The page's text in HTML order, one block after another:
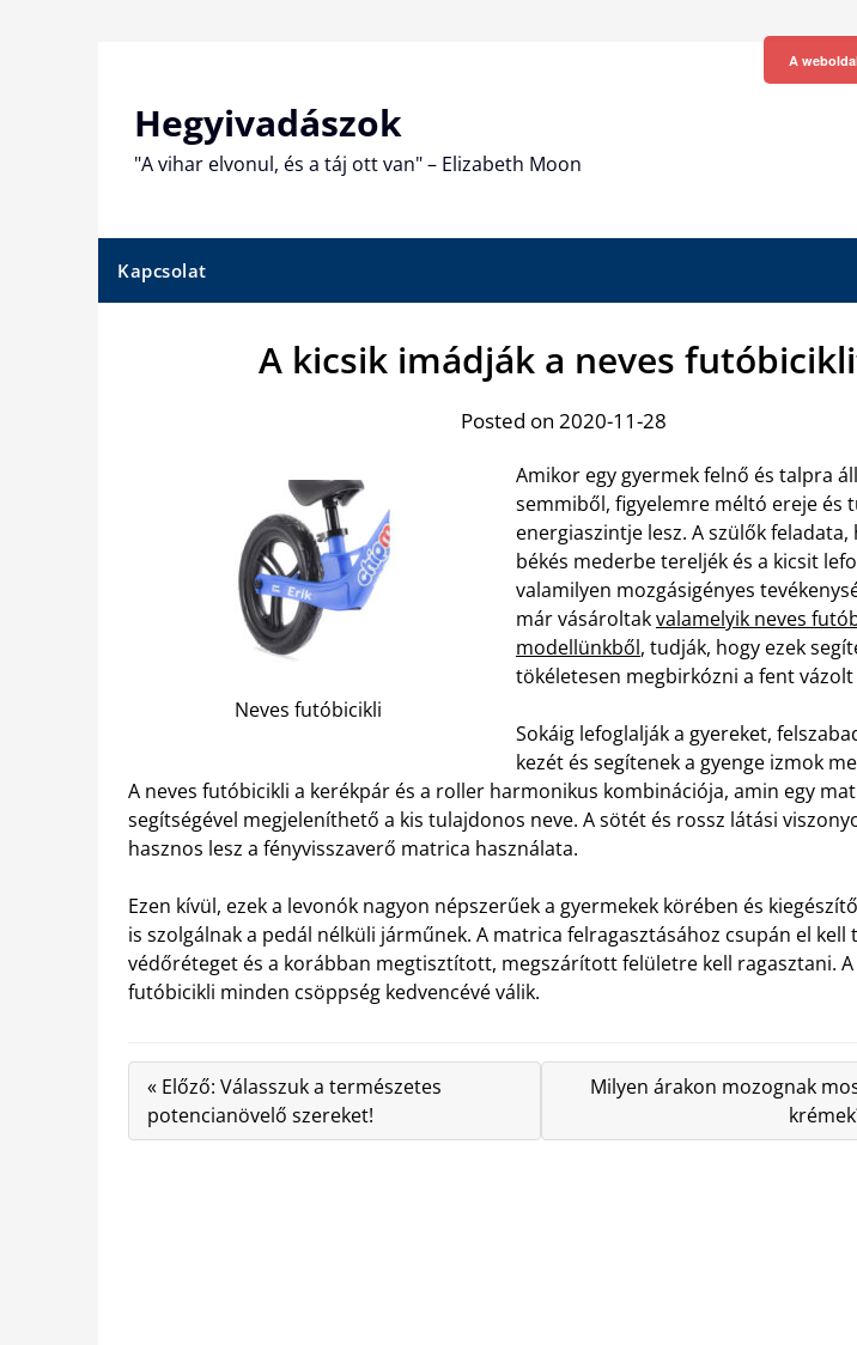
Hegyivadászok
"A vihar elvonul, és a táj ott van" – Elizabeth Moon
Kapcsolat
A kicsik imádják a neves
Posted on 2020-11-28
Neves futóbicikli
Amikor egy gyermek felnő és talpra
semmiből, figyelemre méltó ereje és
energiaszintje lesz. A szülők
békés mederbe tereljék és a kicsit
valamilyen mozgásigényes
már vásároltakvalamelyik neves
modellünkből, tudják, hogy ezek
tökéletesen megbirkózni a fent
Sokáig lefoglalják a gyereket,
kezét és segítenek a gyenge izmok
A neves futóbicikli a kerékpár és a roller harmonikus kombinációja, amin egy
segítségével megjeleníthető a kis tulajdonos neve. A sötét és rossz látási
hasznos lesz a fényvisszaverő matrica használata.
Ezen kívül, ezek a levonók nagyon népszerűek a gyermekek körében és
is szolgálnak a pedál nélküli járműnek. A matrica felragasztásához csupán el kell
védőréteget és a korábban megtisztított, megszárított felületre kell ragasztani. A
futóbicikli minden csöppség kedvencévé válik.
« Előző: Válasszuk a természetes
potencianövelő szereket!
Milyen árakon mozognak
A